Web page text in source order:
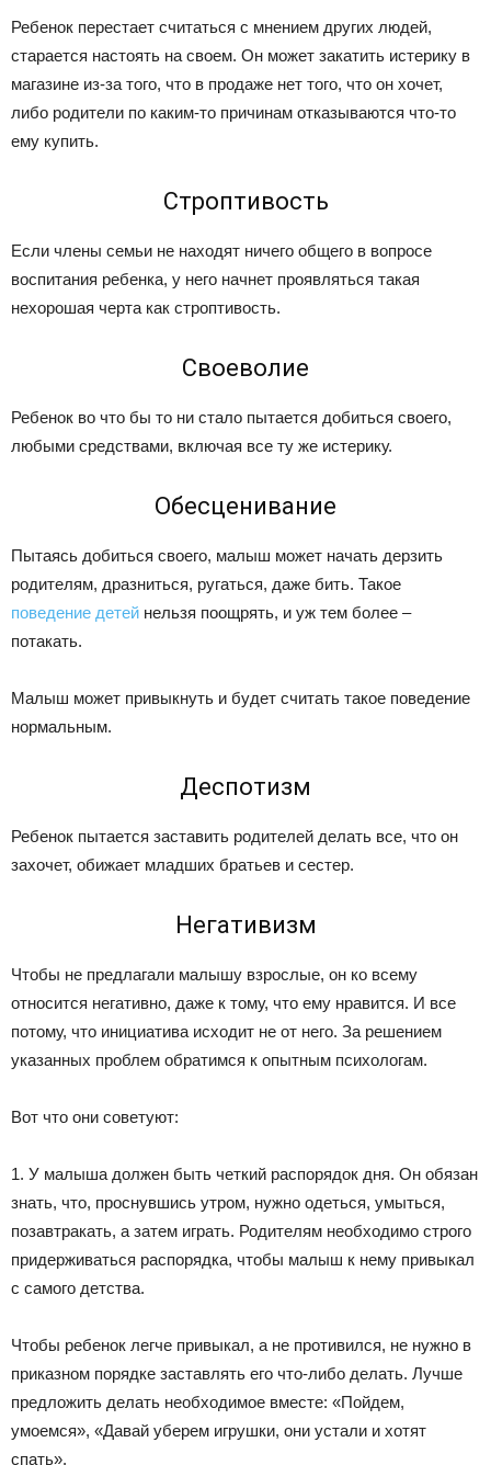
Ребенок перестает считаться с мнением других людей,
старается настоять на своем. Он может закатить истерику в
магазине из-за того, что в продаже нет того, что он хочет,
либо родители по каким-то причинам отказываются что-то
ему купить.
Строптивость
Если члены семьи не находят ничего общего в вопросе
воспитания ребенка, у него начнет проявляться такая
нехорошая черта как строптивость.
Своеволие
Ребенок во что бы то ни стало пытается добиться своего,
любыми средствами, включая все ту же истерику.
Обесценивание
Пытаясь добиться своего, малыш может начать дерзить
родителям, дразниться, ругаться, даже бить. Такое
поведение детей нельзя поощрять, и уж тем более –
потакать.
Малыш может привыкнуть и будет считать такое поведение
нормальным.
Деспотизм
Ребенок пытается заставить родителей делать все, что он
захочет, обижает младших братьев и сестер.
Негативизм
Чтобы не предлагали малышу взрослые, он ко всему
относится негативно, даже к тому, что ему нравится. И все
потому, что инициатива исходит не от него. За решением
указанных проблем обратимся к опытным психологам.
Вот что они советуют:
1. У малыша должен быть четкий распорядок дня. Он обязан
знать, что, проснувшись утром, нужно одеться, умыться,
позавтракать, а затем играть. Родителям необходимо строго
придерживаться распорядка, чтобы малыш к нему привыкал
с самого детства.
Чтобы ребенок легче привыкал, а не противился, не нужно в
приказном порядке заставлять его что-либо делать. Лучше
предложить делать необходимое вместе: «Пойдем,
умоемся», «Давай уберем игрушки, они устали и хотят
спать».